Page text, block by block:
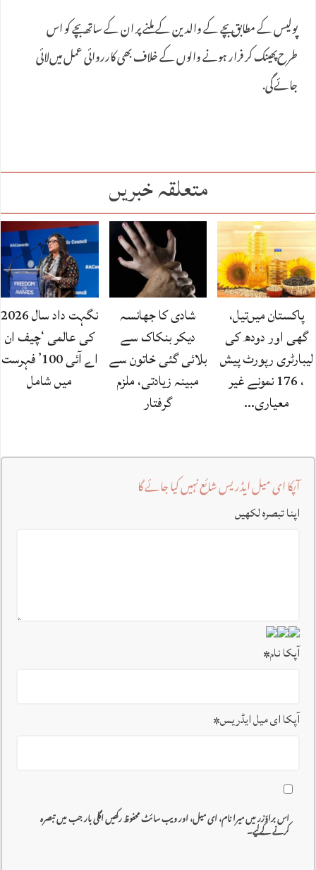
پولیس کے مطابق بچے کے والدین کے ملنے پر ان کے ساتھ بچے کو اس
طرح‌پھینک کر فرار ہونے والوں کے خلاف بھی کارروائی عمل میں‌لائی
جائےگی.
متعلقہ خبریں
پاکستان میں‌تیل،
گھی اور دودھ کی
لیبارٹری رپورٹ پیش
، 176 نمونے غیر
معیاری…
شادی کا جھانسہ
دیکر بنکاک سے
بلائی گئی خاتون سے
مبینہ زیادتی، ملزم
گرفتار
نگہت داد سال 2026
کی عالمی ‘چیف ان
اے آئی 100’ فہرست
میں شامل
آپکا ای میل ایڈریس شائع نہیں کیا جائے گا
اپنا تبصرہ لکھیں
آپکا نام*
آپکا ای میل ایڈریس*
اس براؤزر میں میرا نام، ای میل، اور ویب سائٹ محفوظ رکھیں اگلی بار جب میں تبصرہ
کرنے کےلیے۔